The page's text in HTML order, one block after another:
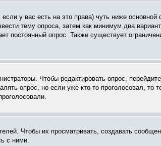
у вас есть на это права) чуть ниже
тему опроса, затем как минимум два
постоянный опрос. Также существует
Чтобы редактировать опрос,
опрос, но если уже кто-то проголосовал,
Чтобы их просматривать, создавать
с ними.